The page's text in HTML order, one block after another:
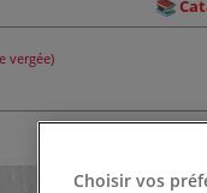
vergée)
Choisir vos